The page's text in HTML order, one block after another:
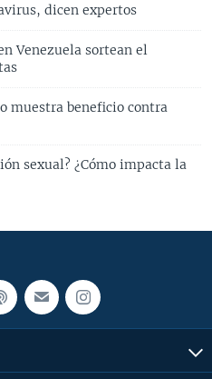
dicen expertos
Venezuela sortean el
muestra beneficio contra
sexual? ¿Cómo impacta la